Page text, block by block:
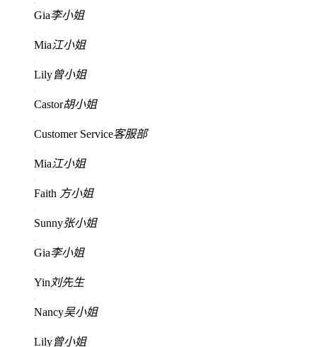
Gia李小姐
Mia江小姐
Lily曾小姐
Castor胡小姐
Customer Service客服部
Mia江小姐
Faith 方小姐
Sunny张小姐
Gia李小姐
Yin 刘先生
Nancy吴小姐
Lily曾小姐